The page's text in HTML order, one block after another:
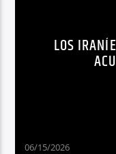
LOS
06/15/2026